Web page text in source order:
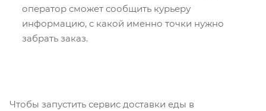
оператор сможет сообщить курьеру
информацию, с какой именно точки нужно
забрать заказ.
Чтобы запустить сервис доставки еды в